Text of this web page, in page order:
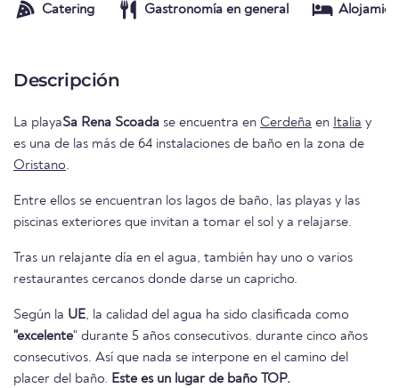
Catering Gastronomía en general
Descripción
La playaSa Rena Scoada se encuentra en Cerdeña en Italia y
es una de las más de 64 instalaciones de baño en la zona de
Oristano.
Entre ellos se encuentran los lagos de baño, las playas y las
piscinas exteriores que invitan a tomar el sol y a relajarse.
Tras un relajante día en el agua, también hay uno o varios
restaurantes cercanos donde darse un capricho.
Según la UE, la calidad del agua ha sido clasificada como
"excelente" durante 5 años consecutivos. durante cinco años
consecutivos. Así que nada se interpone en el camino del
placer del baño. Este es un lugar de baño TOP.